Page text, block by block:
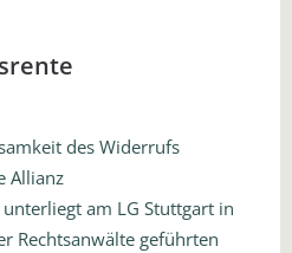
des Widerrufs
Allianz
am LG Stuttgart in
Rechtsanwälte geführten